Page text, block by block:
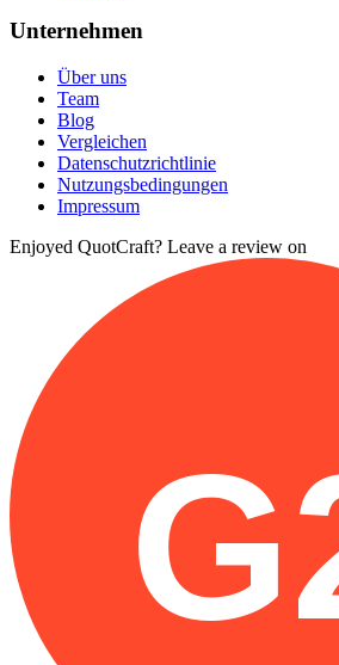
Unternehmen
Über uns
Team
Blog
Vergleichen
Datenschutzrichtlinie
Nutzungsbedingungen
Impressum
Enjoyed QuotCraft? Leave a review on